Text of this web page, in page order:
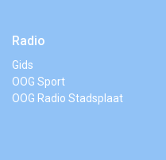
Radio
Gids
OOG Sport
OOG Radio Stadsplaat